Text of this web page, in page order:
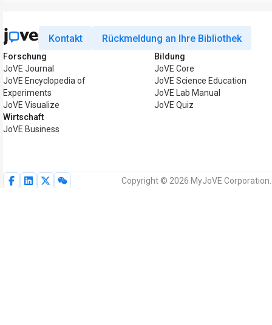
Kontakt Rückmeldung an Ihre Bibliothek
Forschung
JoVE Journal
JoVE Encyclopedia of
Experiments
JoVE Visualize
Wirtschaft
JoVE Business
Bildung
JoVE Core
JoVE Science Education
JoVE Lab Manual
JoVE Quiz
Copyright © 2026 MyJoVE